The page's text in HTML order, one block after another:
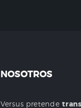
NOSOTROS
Versus pretende